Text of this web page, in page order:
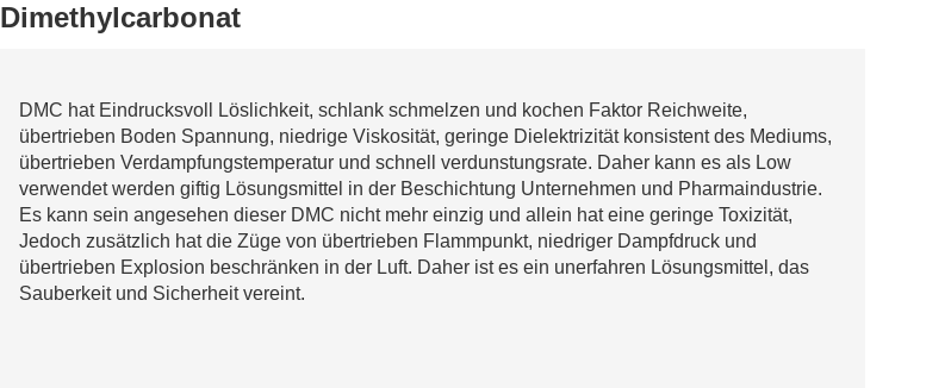
Dimethylcarbonat
DMC hat Eindrucksvoll Löslichkeit, schlank schmelzen und kochen Faktor Reichweite,
übertrieben Boden Spannung, niedrige Viskosität, geringe Dielektrizität konsistent des Mediums,
übertrieben Verdampfungstemperatur und schnell verdunstungsrate. Daher kann es als Low
verwendet werden giftig Lösungsmittel in der Beschichtung Unternehmen und Pharmaindustrie.
Es kann sein angesehen dieser DMC nicht mehr einzig und allein hat eine geringe Toxizität,
Jedoch zusätzlich hat die Züge von übertrieben Flammpunkt, niedriger Dampfdruck und
übertrieben Explosion beschränken in der Luft. Daher ist es ein unerfahren Lösungsmittel, das
Sauberkeit und Sicherheit vereint.